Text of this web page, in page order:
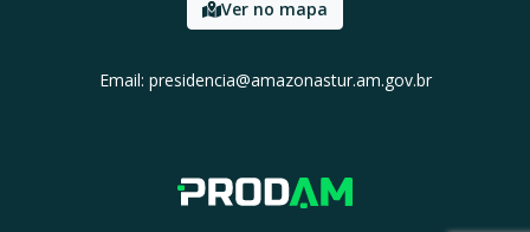
Ver no mapa
Email: presidencia@amazonastur.am.gov.br